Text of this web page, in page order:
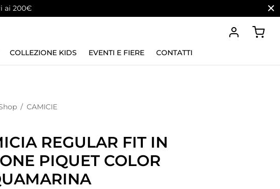
ai 200€
COLLEZIONE KIDS EVENTI E FIERE CONTATTI
/ CAMICIE
REGULAR FIT IN
PIQUET COLOR